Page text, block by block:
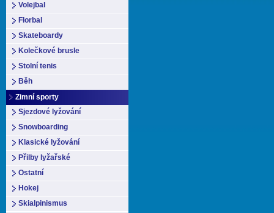
Volejbal
Florbal
Skateboardy
Kolečkové brusle
Stolní tenis
Běh
Zimní sporty
Sjezdové lyžování
Snowboarding
Klasické lyžování
Přilby lyžařské
Ostatní
Hokej
Skialpinismus